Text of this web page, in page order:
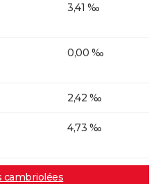
3,41 ‰
0,00 ‰
2,42 ‰
4,73 ‰
cambriolées